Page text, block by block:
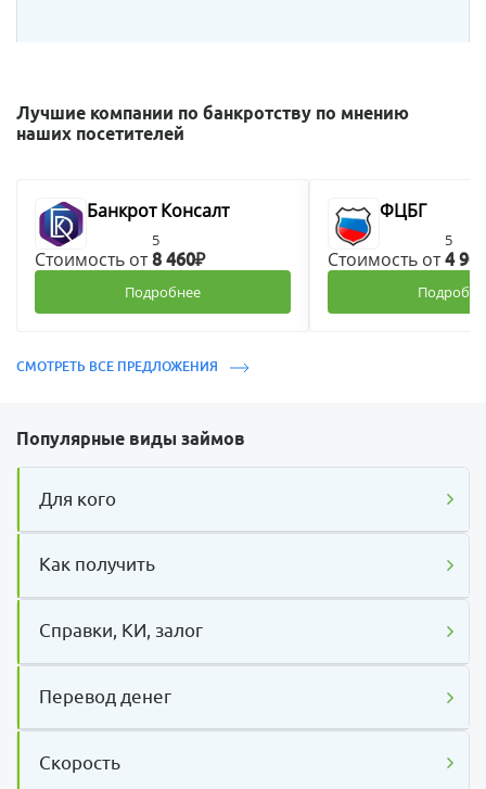
Лучшие компании по банкротству по мнению
наших посетителей
Банкрот Консалт
5
Стоимость от8 460₽
Подробнее
ФЦБГ
5
Стоимость от4
СМОТРЕТЬ ВСЕ ПРЕДЛОЖЕНИЯ
Популярные виды займов
Для кого
Как получить
Справки, КИ, залог
Перевод денег
Скорость